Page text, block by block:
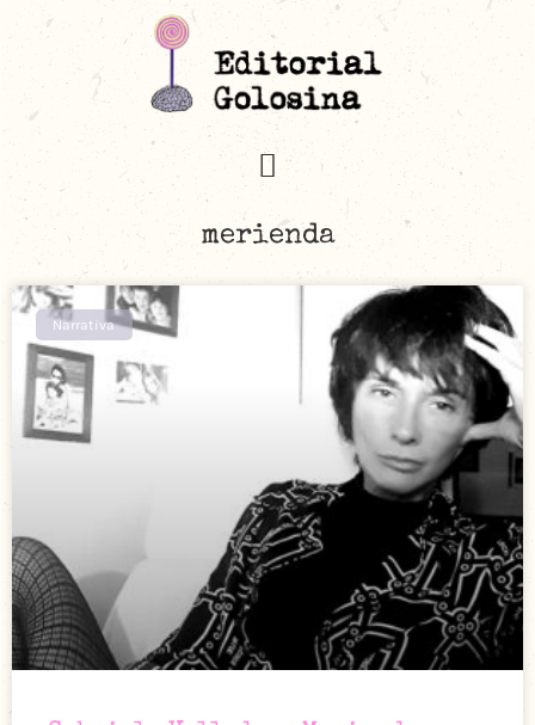
merienda
Narrativa